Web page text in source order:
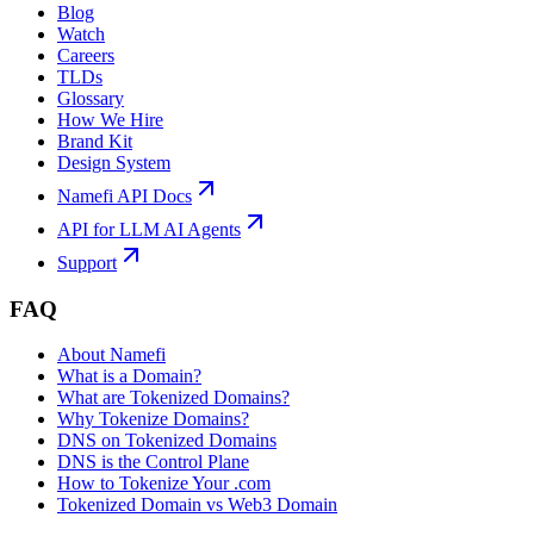
Blog
Watch
Careers
TLDs
Glossary
How We Hire
Brand Kit
Design System
Namefi API Docs
API for LLM AI Agents
Support
FAQ
About Namefi
What is a Domain?
What are Tokenized Domains?
Why Tokenize Domains?
DNS on Tokenized Domains
DNS is the Control Plane
How to Tokenize Your .com
Tokenized Domain vs Web3 Domain